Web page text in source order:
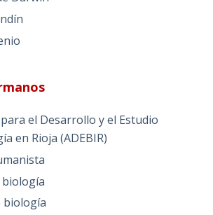
el Desarrollo y el Estudio
en Rioja (ADEBIR)
biología
biología